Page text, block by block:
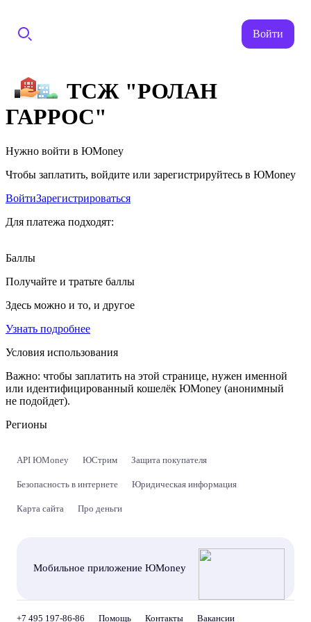
Войти
ТСЖ "РОЛАН
ГАРРОС"
Нужно войти в ЮMoney
Чтобы заплатить, войдите или зарегистрируйтесь в ЮMoney
ВойтиЗарегистрироваться
Для платежа подходят:
Баллы
Получайте и тратьте баллы
Здесь можно и то, и другое
Узнать подробнее
Условия использования
Важно: чтобы заплатить на этой странице, нужен именной
или идентифицированный кошелёк ЮMoney (анонимный
не подойдет).
Регионы
API ЮMoney ЮСтрим Защита покупателя
Безопасность в интернете Юридическая информация
Карта сайта Про деньги
Мобильное приложение ЮMoney
+7 495 197-86-86 Помощь Контакты Вакансии